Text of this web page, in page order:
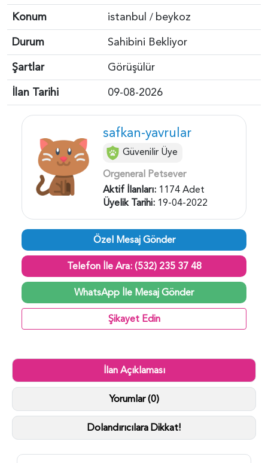
Konum
istanbul / beykoz
Durum
Sahibini Bekliyor
Şartlar
Görüşülür
İlan Tarihi
09-08-2026
safkan-yavrular
Güvenilir Üye
Orgeneral Petsever
Aktif İlanları: 1174 Adet
Üyelik Tarihi: 19-04-2022
Özel Mesaj Gönder
Telefon İle Ara: (532) 235 37 48
WhatsApp İle Mesaj Gönder
Şikayet Edin
İlan Açıklaması
Yorumlar (0)
Dolandırıcılara Dikkat!